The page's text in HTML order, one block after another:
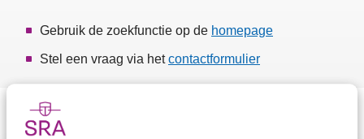
Gebruik de zoekfunctie op de homepage
Stel een vraag via hetcontactformulier